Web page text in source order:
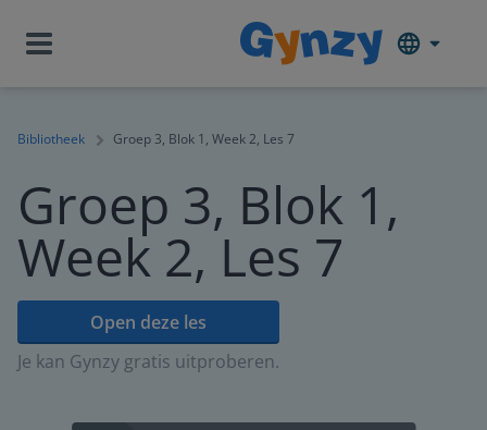
Bibliotheek Groep 3, Blok 1, Week 2, Les 7
Groep 3, Blok 1,
Week 2, Les 7
Open deze les
Je kan Gynzy gratis uitproberen.